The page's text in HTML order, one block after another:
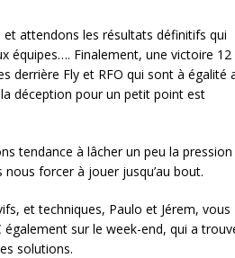
attendons les résultats définitifs qui
équipes…. Finalement, une victoire 12
derrière Fly et RFO qui sont à égalité
déception pour un petit point est
tendance à lâcher un peu la pression
forcer à jouer jusqu’au bout.
et techniques, Paulo et Jérem, vous
sur le week-end, qui a
solutions.